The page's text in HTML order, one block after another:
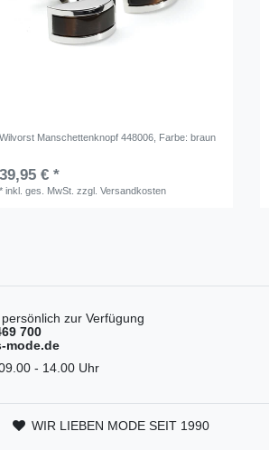
Wilvorst Manschettenknopf 448006 , Farbe: braun
39,95 € *
*inkl. ges. MwSt. zzgl.Versandkosten
zur Verfügung
700
mode.de
- 14.00 Uhr
WIR LIEBEN MODE SEIT 1990